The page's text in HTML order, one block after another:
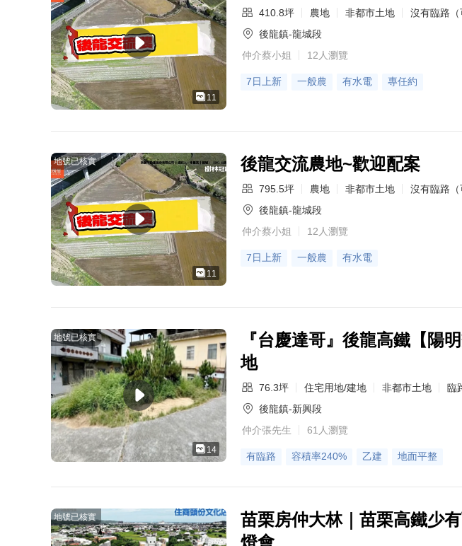
11
410.8坪 農地 非都市土地
沒有臨路（
後龍鎮-龍城段
仲介蔡小姐
12人瀏覽
7日上新 一般農 有水電 專任約
地號已核實
11
後龍交流農地~歡迎配案
795.5坪 農地 非都市土地
沒有臨路（
後龍鎮-龍城段
仲介蔡小姐
12人瀏覽
7日上新 一般農 有水電
地號已核實
14
『台慶達哥』後龍高鐵【陽
地
76.3坪 住宅用地/建地 非都市土地
臨
後龍鎮-新興段
仲介張先生
61人瀏覽
有臨路 容積率240% 乙建 地面平整
地號已核實
苗栗房仲大林｜苗栗高鐵少
燈會